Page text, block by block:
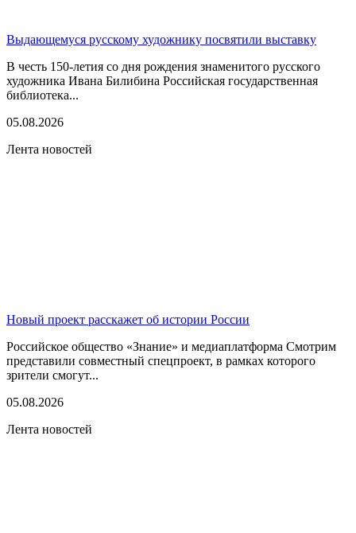
Выдающемуся русскому художнику посвятили выставку
В честь 150-летия со дня рождения знаменитого русского
художника Ивана Билибина Российская государственная
библиотека...
05.08.2026
Лента новостей
Новый проект расскажет об истории России
Российское общество «Знание» и медиаплатформа Смотрим
представили совместный спецпроект, в рамках которого
зрители смогут...
05.08.2026
Лента новостей